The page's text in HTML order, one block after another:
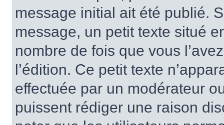
message initial ait été publié.
message, un petit texte situé
nombre de fois que vous
l’édition. Ce petit texte
effectuée par un modérateur
puissent rédiger une raison